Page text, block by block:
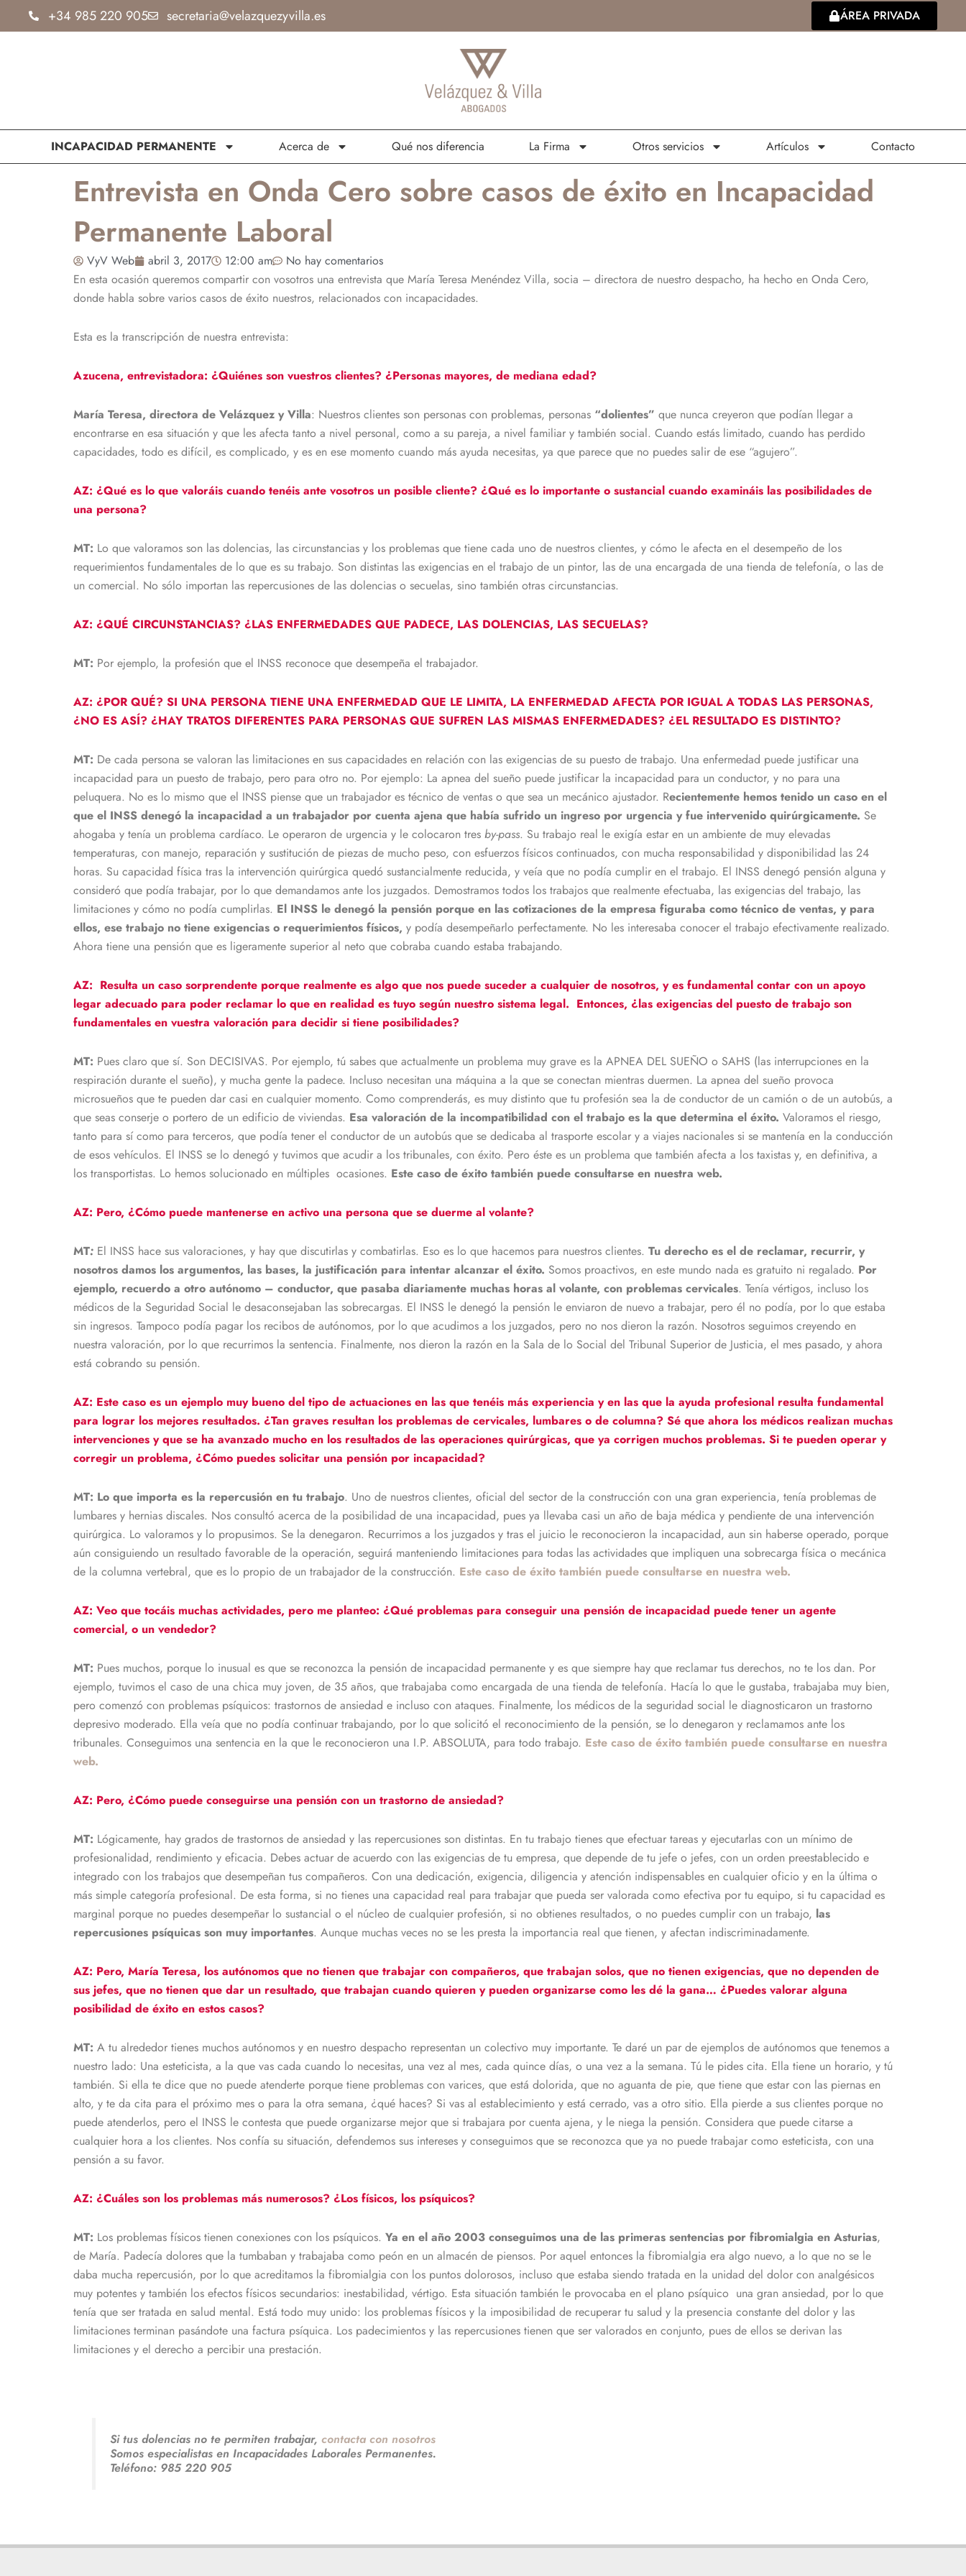
+34 985 220 905 secretaria@velazquezyvilla.es ÁREA PRIVADA
INCAPACIDAD PERMANENTE Acerca de Qué nos diferencia La Firma Otros servicios Artículos Contacto
Entrevista en Onda Cero sobre casos de éxito en Incapacidad
Permanente Laboral
VyV Web abril 3, 2017 12:00 am
No hay comentarios
En esta ocasión queremos compartir con vosotros una entrevista que María Teresa Menéndez Villa, socia – directora de nuestro despacho, ha hecho en Onda Cero,
donde habla sobre varios casos de éxito nuestros, relacionados con incapacidades.
Esta es la transcripción de nuestra entrevista:
Azucena, entrevistadora: ¿Quiénes son vuestros clientes? ¿Personas mayores, de mediana edad?
María Teresa, directora de Velázquez y Villa: Nuestros clientes son personas con problemas, personas “dolientes” que nunca creyeron que podían llegar a
encontrarse en esa situación y que les afecta tanto a nivel personal, como a su pareja, a nivel familiar y también social. Cuando estás limitado, cuando has perdido
capacidades, todo es difícil, es complicado, y es en ese momento cuando más ayuda necesitas, ya que parece que no puedes salir de ese “agujero”.
AZ: ¿Qué es lo que valoráis cuando tenéis ante vosotros un posible cliente? ¿Qué es lo importante o sustancial cuando examináis las posibilidades de
una persona?
MT: Lo que valoramos son las dolencias, las circunstancias y los problemas que tiene cada uno de nuestros clientes, y cómo le afecta en el desempeño de los
requerimientos fundamentales de lo que es su trabajo. Son distintas las exigencias en el trabajo de un pintor, las de una encargada de una tienda de telefonía, o las de
un comercial. No sólo importan las repercusiones de las dolencias o secuelas, sino también otras circunstancias.
AZ: ¿QUÉ CIRCUNSTANCIAS? ¿LAS ENFERMEDADES QUE PADECE, LAS DOLENCIAS, LAS SECUELAS?
MT: Por ejemplo, la profesión que el INSS reconoce que desempeña el trabajador.
AZ: ¿POR QUÉ? SI UNA PERSONA TIENE UNA ENFERMEDAD QUE LE LIMITA, LA ENFERMEDAD AFECTA POR IGUAL A TODAS LAS PERSONAS,
¿NO ES ASÍ? ¿HAY TRATOS DIFERENTES PARA PERSONAS QUE SUFREN LAS MISMAS ENFERMEDADES? ¿EL RESULTADO ES DISTINTO?
MT: De cada persona se valoran las limitaciones en sus capacidades en relación con las exigencias de su puesto de trabajo. Una enfermedad puede justificar una
incapacidad para un puesto de trabajo, pero para otro no. Por ejemplo: La apnea del sueño puede justificar la incapacidad para un conductor, y no para una
peluquera. No es lo mismo que el INSS piense que un trabajador es técnico de ventas o que sea un mecánico ajustador. Recientemente hemos tenido un caso en el
que el INSS denegó la incapacidad a un trabajador por cuenta ajena que había sufrido un ingreso por urgencia y fue intervenido quirúrgicamente. Se
ahogaba y tenía un problema cardíaco. Le operaron de urgencia y le colocaron tres by-pass. Su trabajo real le exigía estar en un ambiente de muy elevadas
temperaturas, con manejo, reparación y sustitución de piezas de mucho peso, con esfuerzos físicos continuados, con mucha responsabilidad y disponibilidad las 24
horas. Su capacidad física tras la intervención quirúrgica quedó sustancialmente reducida, y veía que no podía cumplir en el trabajo. El INSS denegó pensión alguna y
consideró que podía trabajar, por lo que demandamos ante los juzgados. Demostramos todos los trabajos que realmente efectuaba, las exigencias del trabajo, las
limitaciones y cómo no podía cumplirlas. El INSS le denegó la pensión porque en las cotizaciones de la empresa figuraba como técnico de ventas, y para
ellos, ese trabajo no tiene exigencias o requerimientos físicos, y podía desempeñarlo perfectamente. No les interesaba conocer el trabajo efectivamente realizado.
Ahora tiene una pensión que es ligeramente superior al neto que cobraba cuando estaba trabajando.
AZ: Resulta un caso sorprendente porque realmente es algo que nos puede suceder a cualquier de nosotros, y es fundamental contar con un apoyo
legar adecuado para poder reclamar lo que en realidad es tuyo según nuestro sistema legal. Entonces, ¿las exigencias del puesto de trabajo son
fundamentales en vuestra valoración para decidir si tiene posibilidades?
MT: Pues claro que sí. Son DECISIVAS. Por ejemplo, tú sabes que actualmente un problema muy grave es la APNEA DEL SUEÑO o SAHS (las interrupciones en la
respiración durante el sueño), y mucha gente la padece. Incluso necesitan una máquina a la que se conectan mientras duermen. La apnea del sueño provoca
microsueños que te pueden dar casi en cualquier momento. Como comprenderás, es muy distinto que tu profesión sea la de conductor de un camión o de un autobús, a
que seas conserje o portero de un edificio de viviendas. Esa valoración de la incompatibilidad con el trabajo es la que determina el éxito. Valoramos el riesgo,
tanto para sí como para terceros, que podía tener el conductor de un autobús que se dedicaba al trasporte escolar y a viajes nacionales si se mantenía en la conducción
de esos vehículos. El INSS se lo denegó y tuvimos que acudir a los tribunales, con éxito. Pero éste es un problema que también afecta a los taxistas y, en definitiva, a
los transportistas. Lo hemos solucionado en múltiples ocasiones. Este caso de éxito también puede consultarse en nuestra web.
AZ: Pero, ¿Cómo puede mantenerse en activo una persona que se duerme al volante?
MT: El INSS hace sus valoraciones, y hay que discutirlas y combatirlas. Eso es lo que hacemos para nuestros clientes. Tu derecho es el de reclamar, recurrir, y
nosotros damos los argumentos, las bases, la justificación para intentar alcanzar el éxito. Somos proactivos, en este mundo nada es gratuito ni regalado. Por
ejemplo, recuerdo a otro autónomo – conductor, que pasaba diariamente muchas horas al volante, con problemas cervicales. Tenía vértigos, incluso los
médicos de la Seguridad Social le desaconsejaban las sobrecargas. El INSS le denegó la pensión le enviaron de nuevo a trabajar, pero él no podía, por lo que estaba
sin ingresos. Tampoco podía pagar los recibos de autónomos, por lo que acudimos a los juzgados, pero no nos dieron la razón. Nosotros seguimos creyendo en
nuestra valoración, por lo que recurrimos la sentencia. Finalmente, nos dieron la razón en la Sala de lo Social del Tribunal Superior de Justicia, el mes pasado, y ahora
está cobrando su pensión.
AZ: Este caso es un ejemplo muy bueno del tipo de actuaciones en las que tenéis más experiencia y en las que la ayuda profesional resulta fundamental
para lograr los mejores resultados. ¿Tan graves resultan los problemas de cervicales, lumbares o de columna? Sé que ahora los médicos realizan muchas
intervenciones y que se ha avanzado mucho en los resultados de las operaciones quirúrgicas, que ya corrigen muchos problemas. Si te pueden operar y
corregir un problema, ¿Cómo puedes solicitar una pensión por incapacidad?
MT: Lo que importa es la repercusión en tu trabajo. Uno de nuestros clientes, oficial del sector de la construcción con una gran experiencia, tenía problemas de
lumbares y hernias discales. Nos consultó acerca de la posibilidad de una incapacidad, pues ya llevaba casi un año de baja médica y pendiente de una intervención
quirúrgica. Lo valoramos y lo propusimos. Se la denegaron. Recurrimos a los juzgados y tras el juicio le reconocieron la incapacidad, aun sin haberse operado, porque
aún consiguiendo un resultado favorable de la operación, seguirá manteniendo limitaciones para todas las actividades que impliquen una sobrecarga física o mecánica
de la columna vertebral, que es lo propio de un trabajador de la construcción. Este caso de éxito también puede consultarse en nuestra web.
AZ: Veo que tocáis muchas actividades, pero me planteo: ¿Qué problemas para conseguir una pensión de incapacidad puede tener un agente
comercial, o un vendedor?
MT: Pues muchos, porque lo inusual es que se reconozca la pensión de incapacidad permanente y es que siempre hay que reclamar tus derechos, no te los dan. Por
ejemplo, tuvimos el caso de una chica muy joven, de 35 años, que trabajaba como encargada de una tienda de telefonía. Hacía lo que le gustaba, trabajaba muy bien,
pero comenzó con problemas psíquicos: trastornos de ansiedad e incluso con ataques. Finalmente, los médicos de la seguridad social le diagnosticaron un trastorno
depresivo moderado. Ella veía que no podía continuar trabajando, por lo que solicitó el reconocimiento de la pensión, se lo denegaron y reclamamos ante los
tribunales. Conseguimos una sentencia en la que le reconocieron una I.P. ABSOLUTA, para todo trabajo. Este caso de éxito también puede consultarse en nuestra
web.
AZ: Pero, ¿Cómo puede conseguirse una pensión con un trastorno de ansiedad?
MT: Lógicamente, hay grados de trastornos de ansiedad y las repercusiones son distintas. En tu trabajo tienes que efectuar tareas y ejecutarlas con un mínimo de
profesionalidad, rendimiento y eficacia. Debes actuar de acuerdo con las exigencias de tu empresa, que depende de tu jefe o jefes, con un orden preestablecido e
integrado con los trabajos que desempeñan tus compañeros. Con una dedicación, exigencia, diligencia y atención indispensables en cualquier oficio y en la última o
más simple categoría profesional. De esta forma, si no tienes una capacidad real para trabajar que pueda ser valorada como efectiva por tu equipo, si tu capacidad es
marginal porque no puedes desempeñar lo sustancial o el núcleo de cualquier profesión, si no obtienes resultados, o no puedes cumplir con un trabajo, las
repercusiones psíquicas son muy importantes. Aunque muchas veces no se les presta la importancia real que tienen, y afectan indiscriminadamente.
AZ: Pero, María Teresa, los autónomos que no tienen que trabajar con compañeros, que trabajan solos, que no tienen exigencias, que no dependen de
sus jefes, que no tienen que dar un resultado, que trabajan cuando quieren y pueden organizarse como les dé la gana… ¿Puedes valorar alguna
posibilidad de éxito en estos casos?
MT: A tu alrededor tienes muchos autónomos y en nuestro despacho representan un colectivo muy importante. Te daré un par de ejemplos de autónomos que tenemos a
nuestro lado: Una esteticista, a la que vas cada cuando lo necesitas, una vez al mes, cada quince días, o una vez a la semana. Tú le pides cita. Ella tiene un horario, y tú
también. Si ella te dice que no puede atenderte porque tiene problemas con varices, que está dolorida, que no aguanta de pie, que tiene que estar con las piernas en
alto, y te da cita para el próximo mes o para la otra semana, ¿qué haces? Si vas al establecimiento y está cerrado, vas a otro sitio. Ella pierde a sus clientes porque no
puede atenderlos, pero el INSS le contesta que puede organizarse mejor que si trabajara por cuenta ajena, y le niega la pensión. Considera que puede citarse a
cualquier hora a los clientes. Nos confía su situación, defendemos sus intereses y conseguimos que se reconozca que ya no puede trabajar como esteticista, con una
pensión a su favor.
AZ: ¿Cuáles son los problemas más numerosos? ¿Los físicos, los psíquicos?
MT: Los problemas físicos tienen conexiones con los psíquicos. Ya en el año 2003 conseguimos una de las primeras sentencias por fibromialgia en Asturias,
de María. Padecía dolores que la tumbaban y trabajaba como peón en un almacén de piensos. Por aquel entonces la fibromialgia era algo nuevo, a lo que no se le
daba mucha repercusión, por lo que acreditamos la fibromialgia con los puntos dolorosos, incluso que estaba siendo tratada en la unidad del dolor con analgésicos
muy potentes y también los efectos físicos secundarios: inestabilidad, vértigo. Esta situación también le provocaba en el plano psíquico una gran ansiedad, por lo que
tenía que ser tratada en salud mental. Está todo muy unido: los problemas físicos y la imposibilidad de recuperar tu salud y la presencia constante del dolor y las
limitaciones terminan pasándote una factura psíquica. Los padecimientos y las repercusiones tienen que ser valorados en conjunto, pues de ellos se derivan las
limitaciones y el derecho a percibir una prestación.
Si tus dolencias no te permiten trabajar,contacta con nosotros
Somos especialistas en Incapacidades Laborales Permanentes.
Teléfono: 985 220 905